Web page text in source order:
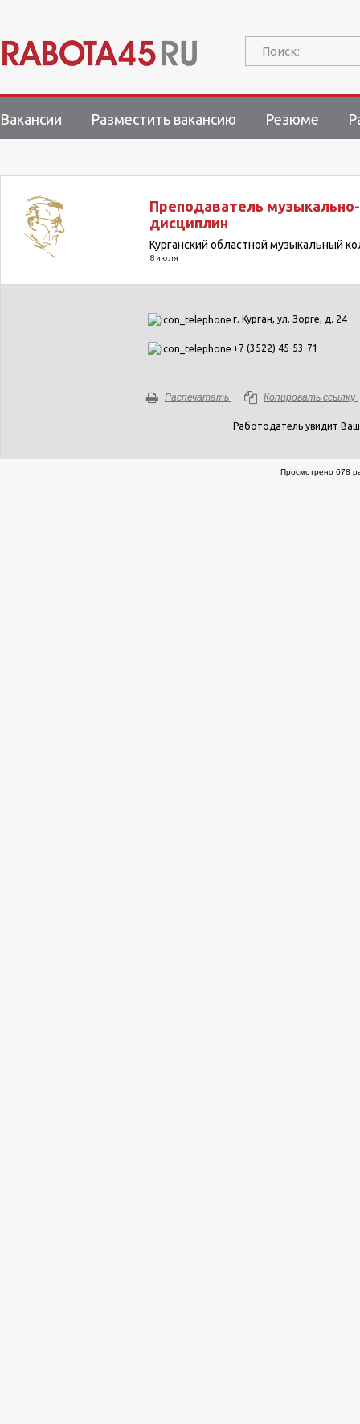
Поиск:
Вакансии Разместить вакансию Резюме
Преподаватель
дисциплин
Курганский областной музыкальный
8 июля
г. Курган, ул. Зорге, д. 24
+7 (3522) 45-53-71
Распечатать Копировать ссылку
Работодатель увидит
Просмотрено 678